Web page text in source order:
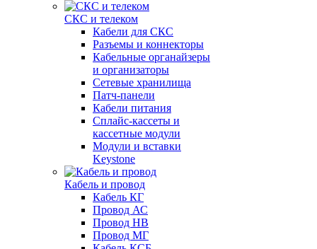
СКС и телеком
Кабели для СКС
Разъемы и коннекторы
Кабельные органайзеры
и организаторы
Сетевые хранилища
Патч-панели
Кабели питания
Сплайс-кассеты и
кассетные модули
Модули и вставки
Keystone
Кабель и провод
Кабель КГ
Провод АС
Провод НВ
Провод МГ